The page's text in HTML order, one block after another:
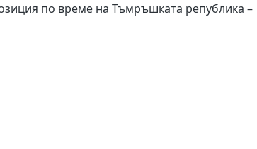
по време на Тъмръшката република –